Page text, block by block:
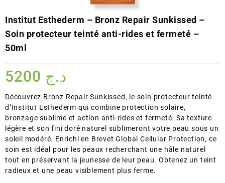
Institut Esthederm – Bronz Repair Sunkissed –
Soin protecteur teinté anti-rides et fermeté –
50ml
د.ج
Découvrez Bronz Repair Sunkissed, le soin protecteur teinté
d’Institut Esthederm qui combine protection solaire,
bronzage sublime et action anti-rides et fermeté. Sa texture
légère et son fini doré naturel sublimeront votre peau sous un
soleil modéré. Enrichi en Brevet Global Cellular Protection, ce
soin est idéal pour les peaux recherchant une hâle naturel
tout en préservant la jeunesse de leur peau. Obtenez un teint
radieux et une peau visiblement plus ferme.